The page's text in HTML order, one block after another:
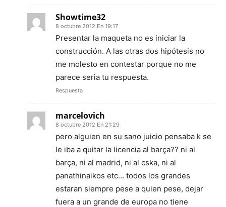
Showtime32
8 octubre 2012 En 19:17
Presentar la maqueta no es iniciar la
construcción. A las otras dos hipótesis no
me molesto en contestar porque no me
parece seria tu respuesta.
Respuesta
marcelovich
8 octubre 2012 En 21:29
pero alguien en su sano juicio pensaba k se
le iba a quitar la licencia al barça?? ni al
barça, ni al madrid, ni al cska, ni al
panathinaikos etc… todos los grandes
estaran siempre pese a quien pese, dejar
fuera a un grande de europa no tiene